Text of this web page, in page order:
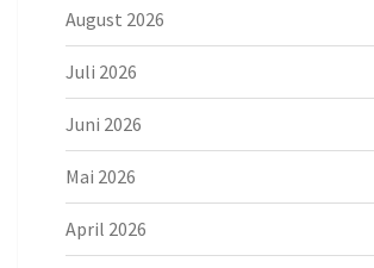
August 2026
Juli 2026
Juni 2026
Mai 2026
April 2026